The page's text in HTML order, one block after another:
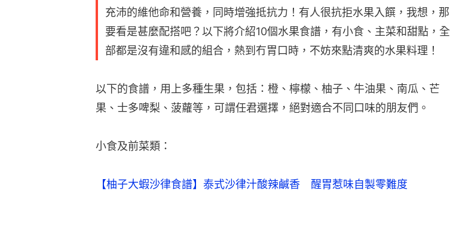
充沛的維他命和營養，同時增強抵抗力！有人很抗拒水果入饌，我想，那
要看是甚麼配搭吧？以下將介紹10個水果食譜，有小食、主菜和甜點，全
部都是沒有違和感的組合，熱到冇胃口時，不妨來點清爽的水果料理！
以下的食譜，用上多種生果，包括：橙、檸檬、柚子、牛油果、南瓜、芒
果、士多啤梨、菠蘿等，可謂任君選擇，絕對適合不同口味的朋友們。
小食及前菜類：
【柚子大蝦沙律食譜】泰式沙律汁酸辣鹹香　醒胃惹味自製零難度